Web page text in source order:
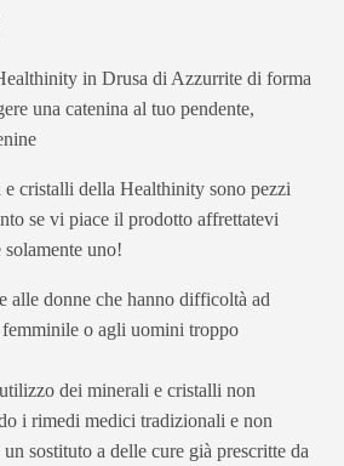
in Drusa di Azzurrite di forma
una catenina al tuo pendente,
cristalli della Healthinity sono pezzi
se vi piace il prodotto affrettatevi
uno!
alle donne che hanno difficoltà ad
femminile o agli uomini troppo
dei minerali e cristalli non
i rimedi medici tradizionali e non
sostituto a delle cure già prescritte da